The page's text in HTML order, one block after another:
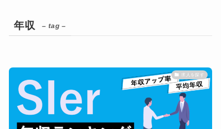
年収 – tag –
求人を探す